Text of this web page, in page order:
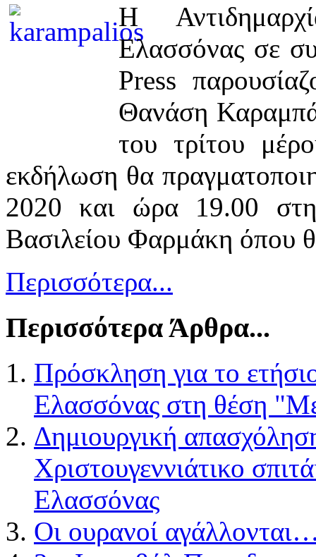
Η
Ελασσόνας σε
Press
Θανάση
του τρίτου
εκδήλωση θα
2020 και ώρα 19.00
Βασιλείου Φαρμάκη όπου
Περισσότερα...
Περισσότερα Άρθρα...
Πρόσκληση για το
Ελασσόνας στη θέση
Δημιουργική
Χριστουγεννιάτικο
Ελασσόνας
Οι ουρανοί αγάλλονται…